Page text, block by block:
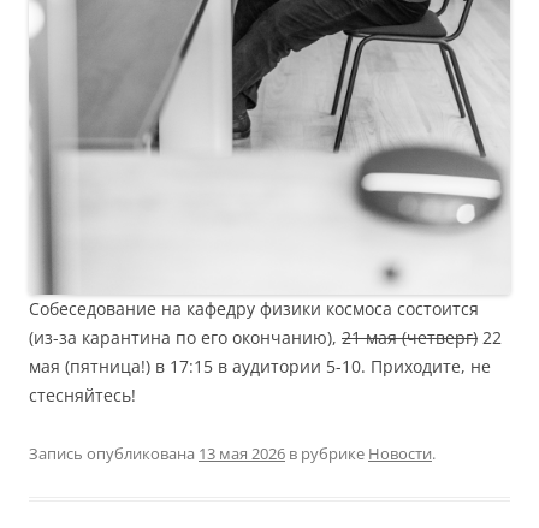
Собеседование на кафедру физики космоса состоится
(из-за карантина по его окончанию), 21 мая (четверг) 22
мая (пятница!) в 17:15 в аудитории 5-10. Приходите, не
стесняйтесь!
Запись опубликована 13 мая 2026 в рубрике Новости.